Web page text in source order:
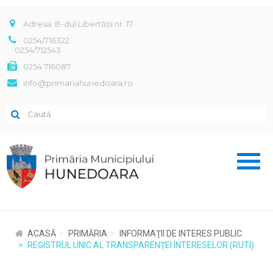
Adresa: B-dul Libertății nr. 17
0254/716322
0254/712543
0254 716087
info@primariahunedoara.ro
ACASĂ PRIMĂRIA
INFORMAŢII DE INTERES PUBLIC
REGISTRUL UNIC AL TRANSPARENȚEI INTERESELOR (RUTI)